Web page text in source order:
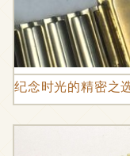
纪念时光的精密之